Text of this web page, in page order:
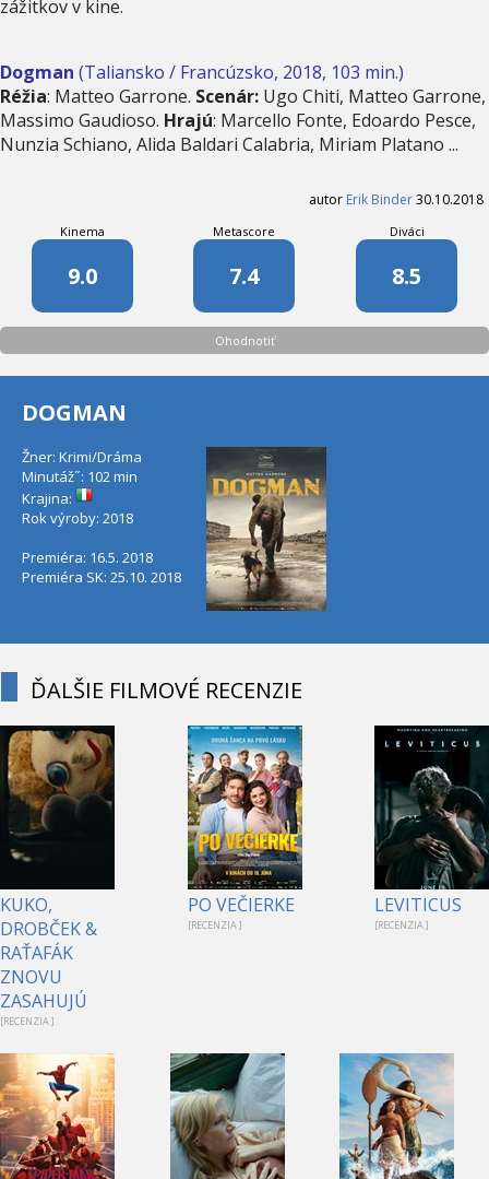
zážitkov v kine.
Dogman (Taliansko / Francúzsko, 2018, 103 min.)
Réžia: Matteo Garrone. Scenár: Ugo Chiti, Matteo Garrone,
Massimo Gaudioso. Hrajú: Marcello Fonte, Edoardo Pesce,
Nunzia Schiano, Alida Baldari Calabria, Miriam Platano ...
autor Erik Binder30.10.2018
Kinema
9.0
Metascore
7.4
Diváci
8.5
Ohodnotiť
DOGMAN
Žner: Krimi/Dráma
Minutáž˝: 102 min
Krajina:
Rok výroby: 2018
Premiéra: 16.5. 2018
Premiéra SK: 25.10. 2018
ĎALŠIE FILMOVÉ RECENZIE
KUKO,
DROBČEK &
RAŤAFÁK
ZNOVU
ZASAHUJÚ
[RECENZIA ]
PO VEČIERKE
[RECENZIA ]
LEVITICUS
[RECENZIA ]